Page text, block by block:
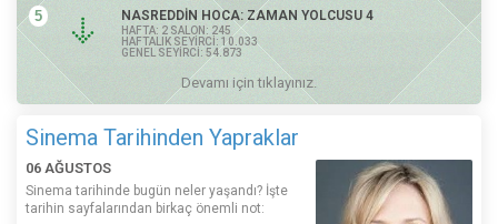
5 NASREDDİN HOCA: ZAMAN YOLCUSU 4
HAFTA: 2 SALON: 245
HAFTALIK SEYİRCİ: 10.033
GENEL SEYİRCİ: 54.873
Devamı için tıklayınız.
Sinema Tarihinden Yapraklar
06 AĞUSTOS
Sinema tarihinde bugün neler yaşandı? İşte
tarihin sayfalarından birkaç önemli not: